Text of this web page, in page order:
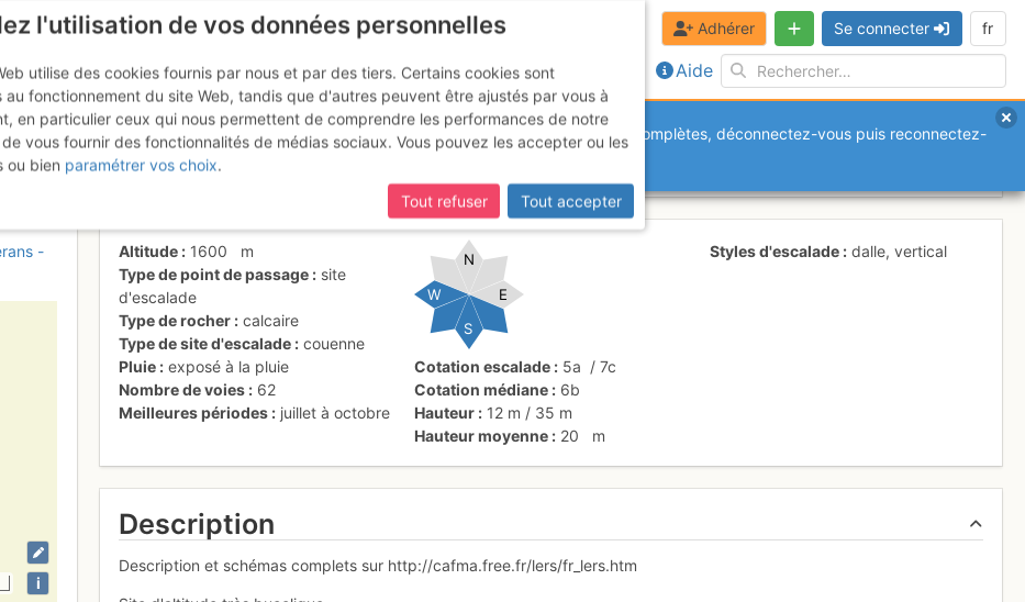
Aide
Adhérer Se connecter fr
mise à jour du site,si certaines pages ne sont plus accessibles, manquantes ou incomplètes, déconnectez-vous puis reconnectez-
-
i
Altitude 1600
m
Type de point de passage
site
d'escalade
Type de rocher
calcaire
Type de site d'escalade
couenne
Pluie
exposé à la pluie
Nombre de voies
62
Meilleures périodes
juillet à octobre
E
W
S
N
Cotation escalade 5a / 7c
Cotation médiane
6b
Hauteur
12 m / 35 m
Hauteur moyenne
20 m
Styles d'escalade dalle,vertical
Description
Description et schémas complets sur http://cafma.free.fr/lers/fr_lers.htm
l'utilisation de vos données personnelles
utilise des cookies fournis par nous et par des tiers. Certains cookies sont
au fonctionnement du site Web, tandis que d'autres peuvent être ajustés par vous à
en particulier ceux qui nous permettent de comprendre les performances de notre
vous fournir des fonctionnalités de médias sociaux. Vous pouvez les accepter ou les
ou bien paramétrer vos choix.
Tout refuser
Tout accepter